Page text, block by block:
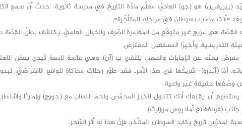
(بيريغرين) هو (جو) العاديّ؛ معلِّم مادّة التاريخ في مدرسة ثانوية، حدثَ أنْ سمِع
«أنتَ مصاب بسرطان في مراحلِه المتأخِّرة».
القِصّة هي مزيج غير متوقَّع من المغامرة الصِّرف والخيال العلميّ. يكتشف بطلُ القصّة
التدريسية، وأخيرًا المستقبَل المفترَض.
بحثه عن الإجابات والفهم، يلتقي ب (آن)، وهي عالِمة لامعة تُبدي بعض
أمّا (آندرو)- شريكُها في هذا الأمرـ فقد طوّر رحلاتِ محاكاةٍ للواقع الافتراضيّ،
وَصْفُها حقيقةً غير واعية.
يستطيع أن يقنعك أنك تتناول الخبز المحمَّص ولحمَ اللسان مع (جورج) و(مارثا
(فولفغانغ أماديوس موزارت).
لمدرّس تاريخ يكابد السرطان المتأخر، فإنّ هذا له أثر السِّحر.